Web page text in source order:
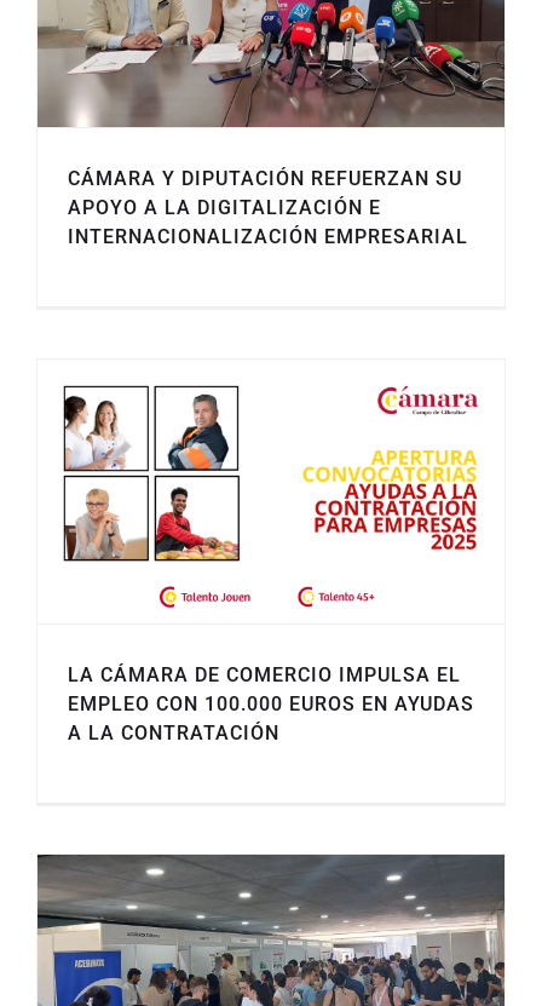
CÁMARA Y DIPUTACIÓN REFUERZAN SU
APOYO A LA DIGITALIZACIÓN E
INTERNACIONALIZACIÓN EMPRESARIAL
LA CÁMARA DE COMERCIO IMPULSA EL
EMPLEO CON 100.000 EUROS EN AYUDAS
A LA CONTRATACIÓN